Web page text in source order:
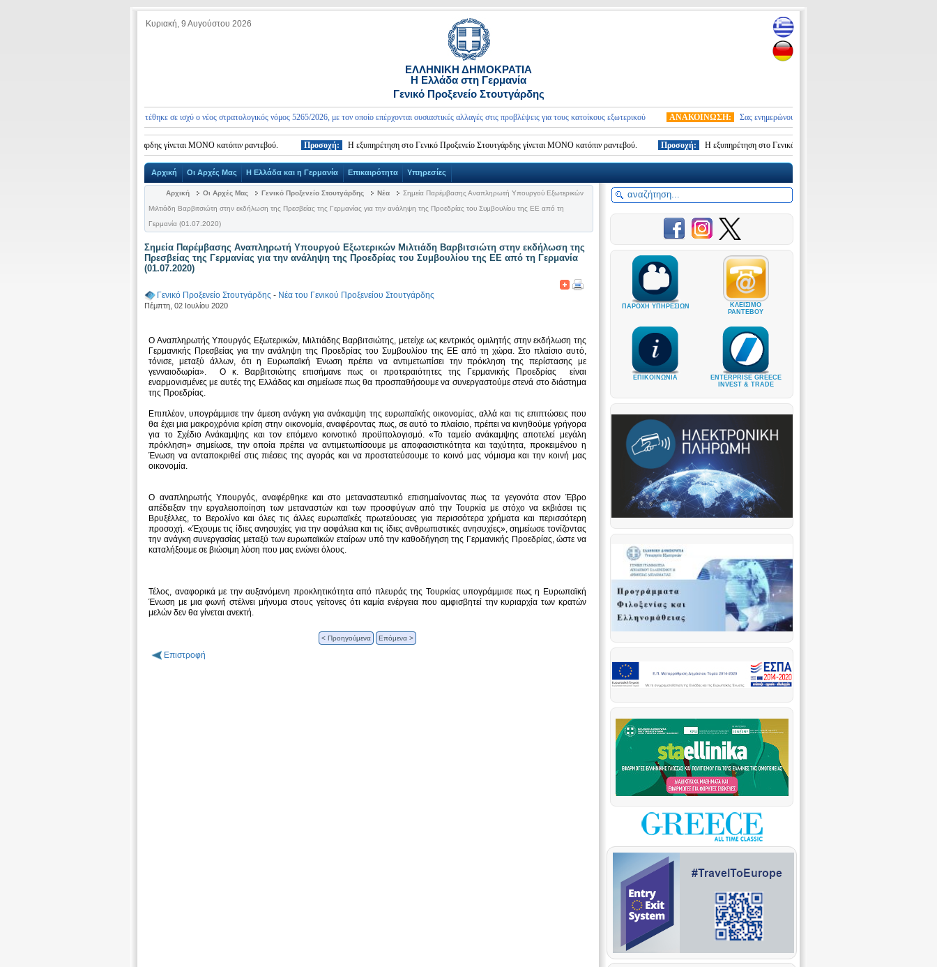
Κυριακή, 9 Αυγούστου 2026
ΕΛΛΗΝΙΚΗ ΔΗΜΟΚΡΑΤΙΑ
Η Ελλάδα στη Γερμανία
Γενικό Προξενείο Στουτγάρδης
ενημερώνουμε ότι από 10.01.2026 τέθηκε σε ισχύ ο νέος στρατολογικός νόμος 5265/2026, με τον οποίο επέρχονται ουσιαστικές αλλαγές στις προβλέψεις για τους κατοίκους εξωτερικού ΑΝΑΚΟΙΝΩΣΗ: Σας ενημερώνουμε ότι από 10.01.2026 τέθηκε σε ισχύ ο νέος
στο Γενικό Προξενείο Στουτγάρδης γίνεται ΜΟΝΟ κατόπιν ραντεβού. Προσοχή: Η εξυπηρέτηση στο Γενικό Προξενείο Στουτγάρδης γίνεται ΜΟΝΟ κατόπιν ραντεβού. Προσοχή: Η εξυπηρέτηση στο Γενικό Προξενείο Στουτγάρδης γίνεται ΜΟΝΟ
Αρχική Οι Αρχές Μας Η Ελλάδα και η Γερμανία Επικαιρότητα Υπηρεσίες
Αρχική Οι Αρχές Μας Γενικό Προξενείο Στουτγάρδης Νέα
Σημεία Παρέμβασης Αναπληρωτή Υπουργού Εξωτερικών
Μιλτιάδη Βαρβιτσιώτη στην εκδήλωση της Πρεσβείας της Γερμανίας για την ανάληψη της Προεδρίας του Συμβουλίου της ΕΕ από τη
Γερμανία (01.07.2020)
Σημεία Παρέμβασης Αναπληρωτή Υπουργού Εξωτερικών Μιλτιάδη Βαρβιτσιώτη στην εκδήλωση της
Πρεσβείας της Γερμανίας για την ανάληψη της Προεδρίας του Συμβουλίου της ΕΕ από τη Γερμανία
(01.07.2020)
Γενικό Προξενείο Στουτγάρδης - Νέα του Γενικού Προξενείου Στουτγάρδης
Πέμπτη, 02 Ιουλίου 2020
Ο Αναπληρωτής Υπουργός Εξωτερικών, Μιλτιάδης Βαρβιτσιώτης, μετείχε ως κεντρικός ομιλητής στην εκδήλωση της
Γερμανικής Πρεσβείας για την ανάληψη της Προεδρίας του Συμβουλίου της ΕΕ από τη χώρα. Στο πλαίσιο αυτό,
τόνισε, μεταξύ άλλων, ότι η Ευρωπαϊκή Ένωση πρέπει να αντιμετωπίσει την πρόκληση της περίστασης με
γενναιοδωρία». Ο κ. Βαρβιτσιώτης επισήμανε πως οι προτεραιότητες της Γερμανικής Προεδρίας είναι
εναρμονισμένες με αυτές της Ελλάδας και σημείωσε πως θα προσπαθήσουμε να συνεργαστούμε στενά στο διάστημα
της Προεδρίας.
Επιπλέον, υπογράμμισε την άμεση ανάγκη για ανάκαμψη της ευρωπαϊκής οικονομίας, αλλά και τις επιπτώσεις που
θα έχει μια μακροχρόνια κρίση στην οικονομία, αναφέροντας πως, σε αυτό το πλαίσιο, πρέπει να κινηθούμε γρήγορα
για το Σχέδιο Ανάκαμψης και τον επόμενο κοινοτικό προϋπολογισμό. «Το ταμείο ανάκαμψης αποτελεί μεγάλη
πρόκληση» σημείωσε, την οποία πρέπει να αντιμετωπίσουμε με αποφασιστικότητα και ταχύτητα, προκειμένου η
Ένωση να ανταποκριθεί στις πιέσεις της αγοράς και να προστατεύσουμε το κοινό μας νόμισμα και την κοινή μας
οικονομία.
Ο αναπληρωτής Υπουργός, αναφέρθηκε και στο μεταναστευτικό επισημαίνοντας πως τα γεγονότα στον Έβρο
απέδειξαν την εργαλειοποίηση των μεταναστών και των προσφύγων από την Τουρκία με στόχο να εκβιάσει τις
Βρυξέλλες, το Βερολίνο και όλες τις άλλες ευρωπαϊκές πρωτεύουσες για περισσότερα χρήματα και περισσότερη
προσοχή. «Έχουμε τις ίδιες ανησυχίες για την ασφάλεια και τις ίδιες ανθρωπιστικές ανησυχίες», σημείωσε τονίζοντας
την ανάγκη συνεργασίας μεταξύ των ευρωπαϊκών εταίρων υπό την καθοδήγηση της Γερμανικής Προεδρίας, ώστε να
καταλήξουμε σε βιώσιμη λύση που μας ενώνει όλους.
Τέλος, αναφορικά με την αυξανόμενη προκλητικότητα από πλευράς της Τουρκίας υπογράμμισε πως η Ευρωπαϊκή
Ένωση με μια φωνή στέλνει μήνυμα στους γείτονες ότι καμία ενέργεια που αμφισβητεί την κυριαρχία των κρατών
μελών δεν θα γίνεται ανεκτή.
< Προηγούμενα Επόμενα >
Επιστροφή
ΠΑΡΟΧΗ ΥΠΗΡΕΣΙΩΝ
ΚΛΕΙΣΙΜΟ
ΡΑΝΤΕΒΟΥ
ΕΠΙΚΟΙΝΩΝΙΑ
ENTERPRISE GREECE
INVEST & TRADE